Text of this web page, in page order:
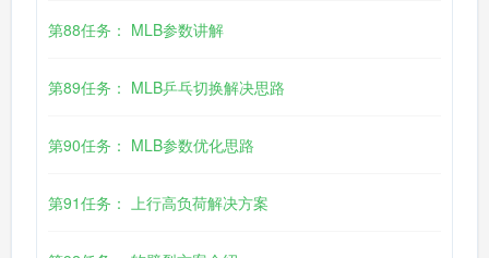
第88任务： MLB参数讲解
第89任务： MLB乒乓切换解决思路
第90任务： MLB参数优化思路
第91任务： 上行高负荷解决方案